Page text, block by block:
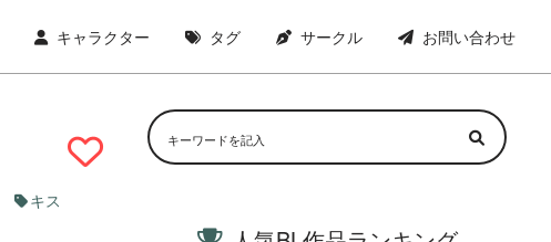
キャラクター タグ サークル お問い合わせ
キス